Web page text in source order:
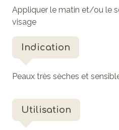
Appliquer le matin et/ou le
visage
Indication
Peaux très sèches et
Utilisation